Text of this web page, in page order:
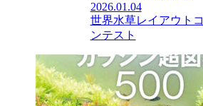
2026.01.04
世界水草レイアウトコ
ンテスト